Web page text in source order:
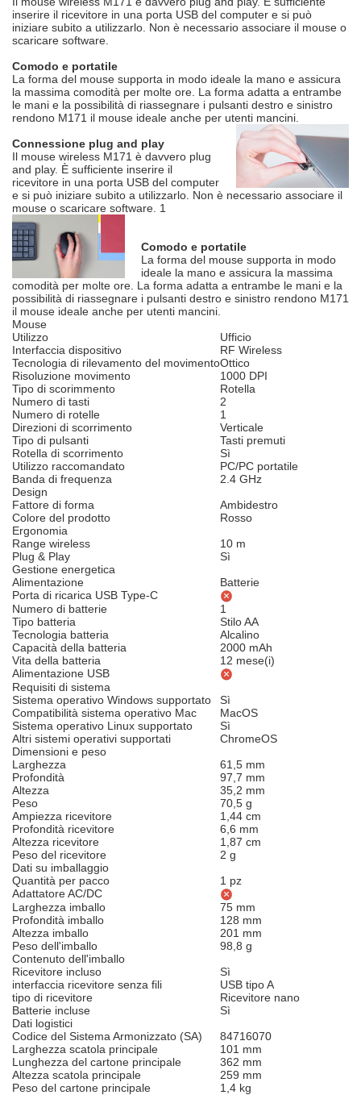
inserire il ricevitore in una porta USB del computer e si può
iniziare subito a utilizzarlo. Non è necessario associare il mouse o
scaricare software.
Comodo e portatile
La forma del mouse supporta in modo ideale la mano e assicura
la massima comodità per molte ore. La forma adatta a entrambe
le mani e la possibilità di riassegnare i pulsanti destro e sinistro
rendono M171 il mouse ideale anche per utenti mancini.
Connessione plug and play
Il mouse wireless M171 è davvero plug
and play. È sufficiente inserire il
ricevitore in una porta USB del computer
e si può iniziare subito a utilizzarlo. Non è necessario associare il
mouse o scaricare software. 1
Comodo e portatile
La forma del mouse supporta in modo
ideale la mano e assicura la massima
comodità per molte ore. La forma adatta a entrambe le mani e la
possibilità di riassegnare i pulsanti destro e sinistro rendono M171
il mouse ideale anche per utenti mancini.
Mouse
Utilizzo
Ufficio
Interfaccia dispositivo
RF Wireless
Tecnologia di rilevamento del movimentoOttico
Risoluzione movimento
1000 DPI
Tipo di scorimmento
Rotella
Numero di tasti
2
Numero di rotelle
1
Direzioni di scorrimento
Verticale
Tipo di pulsanti
Tasti premuti
Rotella di scorrimento
Sì
Utilizzo raccomandato
PC/PC portatile
Banda di frequenza
2.4 GHz
Design
Fattore di forma
Ambidestro
Colore del prodotto
Rosso
Ergonomia
Range wireless
10 m
Plug & Play
Sì
Gestione energetica
Alimentazione
Batterie
Porta di ricarica USB Type-C
Numero di batterie
1
Tipo batteria
Stilo AA
Tecnologia batteria
Alcalino
Capacità della batteria
2000 mAh
Vita della batteria
12 mese(i)
Alimentazione USB
Requisiti di sistema
Sistema operativo Windows supportato
Sì
Compatibilità sistema operativo Mac
MacOS
Sistema operativo Linux supportato
Sì
Altri sistemi operativi supportati
ChromeOS
Dimensioni e peso
Larghezza
61,5 mm
Profondità
97,7 mm
Altezza
35,2 mm
Peso
70,5 g
Ampiezza ricevitore
1,44 cm
Profondità ricevitore
6,6 mm
Altezza ricevitore
1,87 cm
Peso del ricevitore
2 g
Dati su imballaggio
Quantità per pacco
1 pz
Adattatore AC/DC
Larghezza imballo
75 mm
Profondità imballo
128 mm
Altezza imballo
201 mm
Peso dell'imballo
98,8 g
Contenuto dell'imballo
Ricevitore incluso
Sì
interfaccia ricevitore senza fili
USB tipo A
tipo di ricevitore
Ricevitore nano
Batterie incluse
Sì
Dati logistici
Codice del Sistema Armonizzato (SA)
84716070
Larghezza scatola principale
101 mm
Lunghezza del cartone principale
362 mm
Altezza scatola principale
259 mm
Peso del cartone principale
1,4 kg